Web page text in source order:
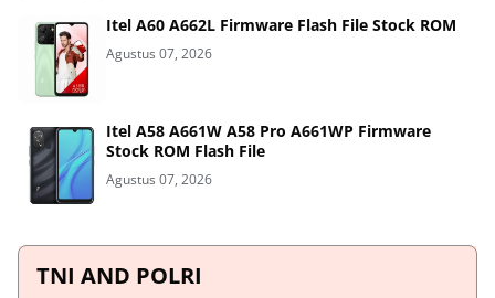
Itel A60 A662L Firmware Flash File Stock ROM
Agustus 07, 2026
Itel A58 A661W A58 Pro A661WP Firmware
Stock ROM Flash File
Agustus 07, 2026
TNI AND POLRI